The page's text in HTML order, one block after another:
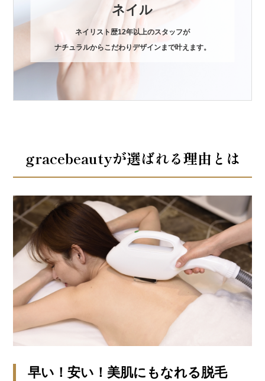
ネイル
ネイリスト歴12年以上のスタッフが
ナチュラルからこだわりデザインまで叶えます。
gracebeautyが選ばれる理由とは
早い！安い！美肌にもなれる脱毛